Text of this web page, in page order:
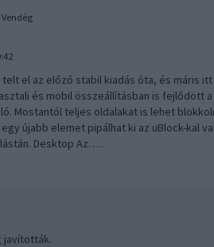
Vendég
telt el az előző stabil kiadás óta, és máris itt
és mobil összeállításban is fejlődött a
Mostantól teljes oldalakat is lehet
egy újabb elemet pipálhat ki az uBlock-kal
Desktop Az…..
javították.